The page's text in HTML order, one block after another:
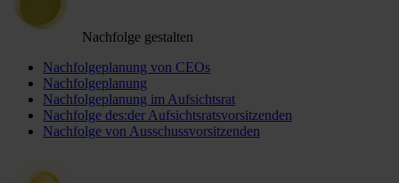
Nachfolge gestalten
Nachfolgeplanung von CEOs
Nachfolgeplanung
Nachfolgeplanung im Aufsichtsrat
Nachfolge des:der Aufsichtsratsvorsitzenden
Nachfolge von Ausschussvorsitzenden